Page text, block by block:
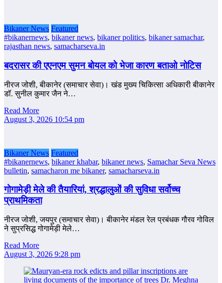
Bikaner News Featured
#bikanernews, bikaner news, bikaner politics, bikaner samachar,
rajasthan news, samacharseva.in
बदरासर की एएनएम सुमन बोयल को भेजा कारण बताओ नोटिस
नीरज जोशी, बीकानेर (समाचार सेवा)। खंड मुख्य चिकित्सा अधिकारी बीकानेर
डॉ. सुनील कुमार जैन ने…
Read More
August 3, 2026 10:54 pm
Bikaner News Featured
#bikanernews, bikaner khabar, bikaner news, Samachar Seva News
bulletin, samacharon me bikaner, samacharseva.in
गोगामेड़ी मेले की तैयारियां, श्रद्धालुओं की सुविधा सर्वोच्च
प्राथमिकता
नीरज जोशी, जयपुर (समाचार सेवा)। बीकानेर मंडल रेल प्रबंधक गौरव गोविल
ने सुप्रसिद्ध गोगामेड़ी मेले…
Read More
August 3, 2026 9:28 pm